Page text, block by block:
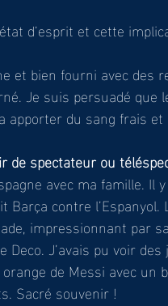
d’esprit et cette
et bien fourni avec
Je suis persuadé que
apporter du sang frais
de spectateur ou
avec ma famille.
Barça contre
impressionnant par
J’avais pu voir
de Messi avec un
Sacré souvenir !